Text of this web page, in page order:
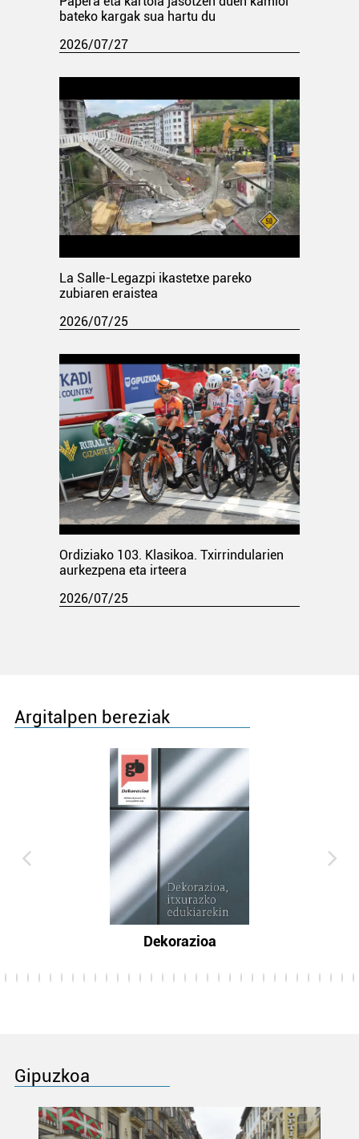
bateko kargak sua hartu du
2026/07/27
La Salle-Legazpi ikastetxe pareko
zubiaren eraistea
2026/07/25
Ordiziako 103. Klasikoa. Txirrindularien
aurkezpena eta irteera
2026/07/25
Argitalpen bereziak
Dekorazioa
Gipuzkoa